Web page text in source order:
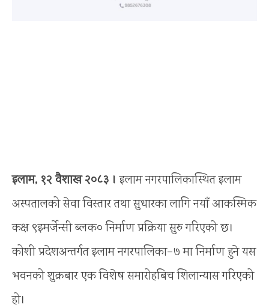
इलाम, १२ वैशाख २०८३ । इलाम नगरपालिकास्थित इलाम
अस्पतालको सेवा विस्तार तथा सुधारका लागि नयाँ आकस्मिक
कक्ष ९इमर्जेन्सी ब्लक० निर्माण प्रक्रिया सुरु गरिएको छ।
कोशी प्रदेशअन्तर्गत इलाम नगरपालिका–७ मा निर्माण हुने यस
भवनको शुक्रबार एक विशेष समारोहबिच शिलान्यास गरिएको
हो।